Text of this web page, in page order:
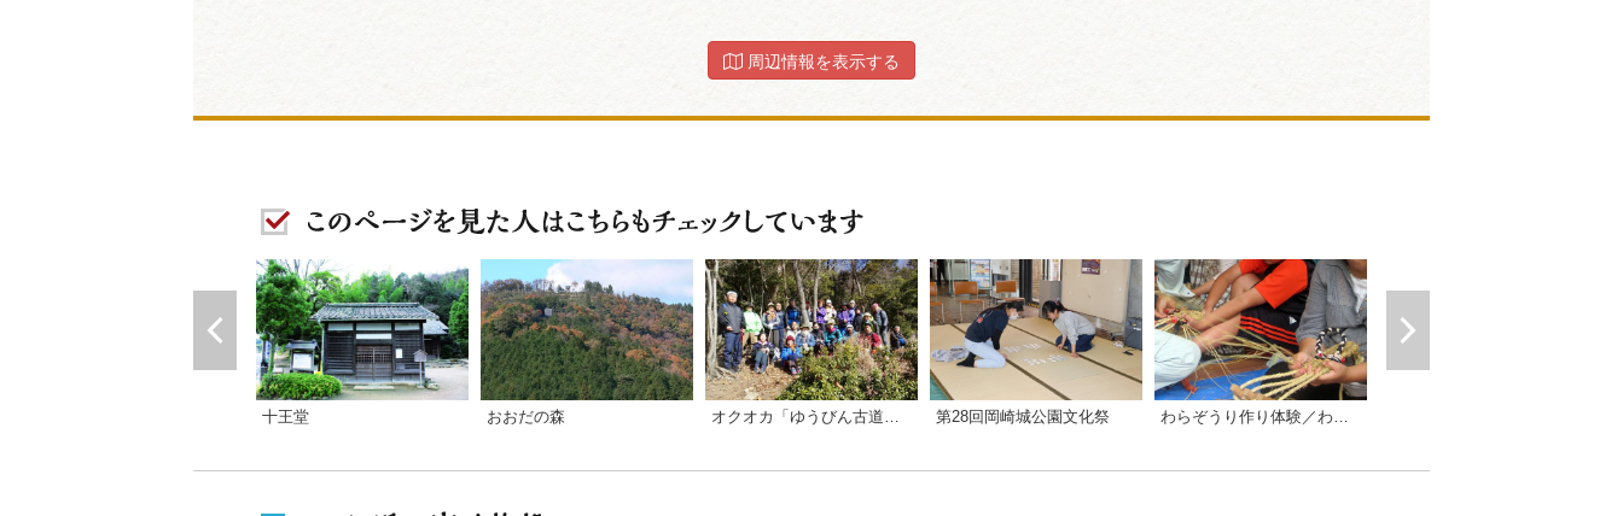
周辺情報を表示する
十王堂 おおだの森 第28回岡崎城公園文化祭